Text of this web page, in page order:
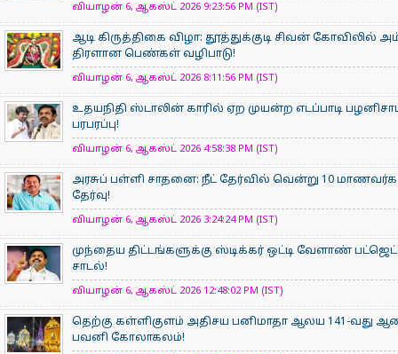
வியாழன் 6, ஆகஸ்ட் 2026 9:23:56 PM (IST)
ஆடி கிருத்திகை விழா: தூத்துக்குடி சிவன்
திரளான பெண்கள் வழிபாடு!
வியாழன் 6, ஆகஸ்ட் 2026 8:11:56 PM (IST)
உதயநிதி ஸ்டாலின் காரில் ஏற முயன்ற எடப்பாடி
பரபரப்பு!
வியாழன் 6, ஆகஸ்ட் 2026 4:58:38 PM (IST)
அரசுப் பள்ளி சாதனை: நீட் தேர்வில் வென்று 10 மாணவர்கள்
தேர்வு!
வியாழன் 6, ஆகஸ்ட் 2026 3:24:24 PM (IST)
முந்தைய திட்டங்களுக்கு ஸ்டிக்கர் ஒட்டி வேளாண் பட்ஜெட்
சாடல்!
வியாழன் 6, ஆகஸ்ட் 2026 12:48:02 PM (IST)
தெற்கு கள்ளிகுளம் அதிசய பனிமாதா ஆலய 141-வது
பவனி கோலாகலம்!